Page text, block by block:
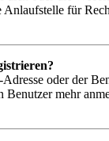
für
Adresse oder der
Benutzer mehr